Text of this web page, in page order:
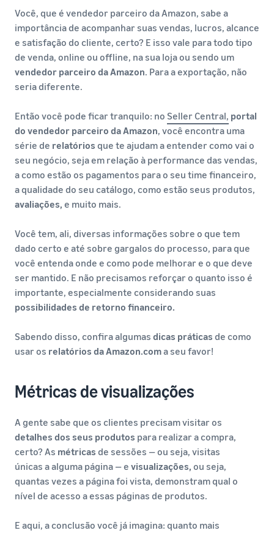
Você, que é vendedor parceiro da Amazon, sabe a
importância de acompanhar suas vendas, lucros, alcance
e satisfação do cliente, certo? E isso vale para todo tipo
de venda, online ou offline, na sua loja ou sendo um
vendedor parceiro da Amazon. Para a exportação, não
seria diferente.
Então você pode ficar tranquilo: no Seller Central, portal
do vendedor parceiro da Amazon, você encontra uma
série de relatórios que te ajudam a entender como vai o
seu negócio, seja em relação à performance das vendas,
a como estão os pagamentos para o seu time financeiro,
a qualidade do seu catálogo, como estão seus produtos,
avaliações, e muito mais.
Você tem, ali, diversas informações sobre o que tem
dado certo e até sobre gargalos do processo, para que
você entenda onde e como pode melhorar e o que deve
ser mantido. E não precisamos reforçar o quanto isso é
importante, especialmente considerando suas
possibilidades de retorno financeiro.
Sabendo disso, confira algumas dicas práticas de como
usar os relatórios da Amazon.coma seu favor!
Métricas de visualizações
A gente sabe que os clientes precisam visitar os
detalhes dos seus produtos para realizar a compra,
certo? As métricas de sessões — ou seja, visitas
únicas a alguma página — e visualizações, ou seja,
quantas vezes a página foi vista, demonstram qual o
nível de acesso a essas páginas de produtos.
E aqui, a conclusão você já imagina: quanto mais